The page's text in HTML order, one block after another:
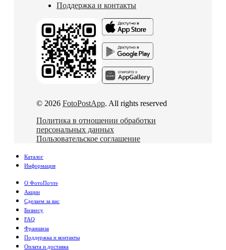
Поддержка и контакты
© 2026 FotoPostApp. All rights reserved
Политика в отношении обработки
персональных данных
Пользовательское соглашение
Каталог
Информация
О ФотоПочте
Акции
Сделаем за вас
Бизнесу
FAQ
Франшиза
Поддержка и контакты
Оплата и доставка